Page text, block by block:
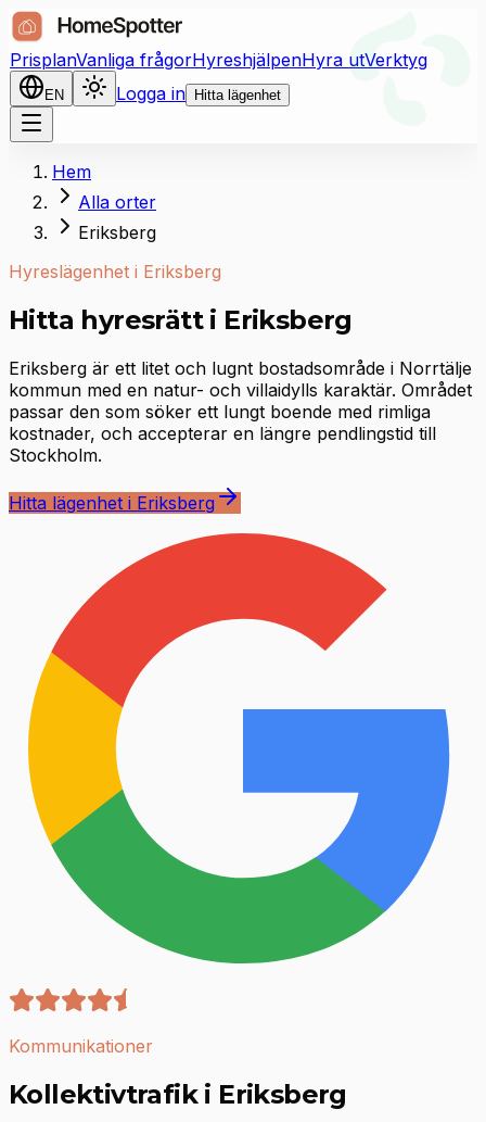
PrisplanVanliga frågorHyreshjälpenHyra utVerktyg
EN Logga in Hitta lägenhet
Hem
Alla orter
Eriksberg
Hyreslägenhet i Eriksberg
Hitta hyresrätt i Eriksberg
Eriksberg är ett litet och lugnt bostadsområde i Norrtälje
kommun med en natur- och villaidylls karaktär. Området
passar den som söker ett lungt boende med rimliga
kostnader, och accepterar en längre pendlingstid till
Stockholm.
Hitta lägenhet i Eriksberg
Kommunikationer
Kollektivtrafik i Eriksberg